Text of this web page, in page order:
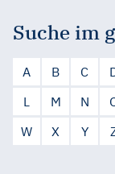
Suche im
A B C
L
M N
W
X Y